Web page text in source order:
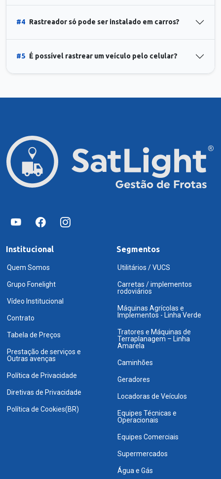
#4 Rastreador só pode ser instalado em carros?
#5 É possível rastrear um veículo pelo celular?
Institucional
Quem Somos
Grupo Fonelight
Vídeo Institucional
Contrato
Tabela de Preços
Prestação de serviços e
Outras avenças
Política de Privacidade
Diretivas de Privacidade
Política de Cookies(BR)
Segmentos
Utilitários / VUCS
Carretas / implementos
rodoviários
Máquinas Agrícolas e
Implementos - Linha Verde
Tratores e Máquinas de
Terraplanagem – Linha
Amarela
Caminhões
Geradores
Locadoras de Veículos
Equipes Técnicas e
Operacionais
Equipes Comerciais
Supermercados
Água e Gás